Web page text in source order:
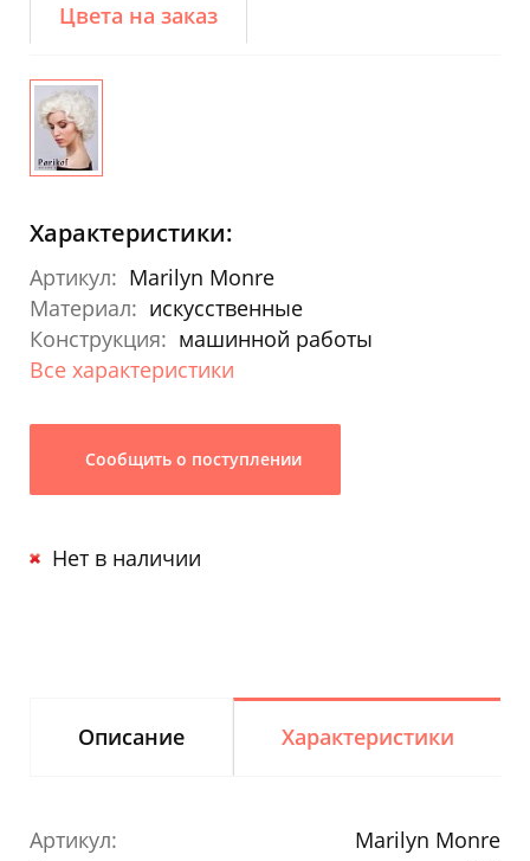
Цвета на заказ
Характеристики:
Артикул: Marilyn Monre
Материал: искусственные
Конструкция: машинной работы
Все характеристики
Сообщить о поступлении
Нет в наличии
Описание Характеристики
Артикул:
Marilyn Monre